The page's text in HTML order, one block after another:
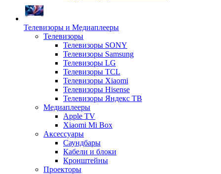
Телевизоры и Медиаплееры
Телевизоры
Телевизоры SONY
Телевизоры Samsung
Телевизоры LG
Телевизоры TCL
Телевизоры Xiaomi
Телевизоры Hisense
Телевизоры Яндекс ТВ
Медиаплееры
Apple TV
Xiaomi Mi Box
Аксессуары
Саундбары
Кабели и блоки
Кронштейны
Проекторы